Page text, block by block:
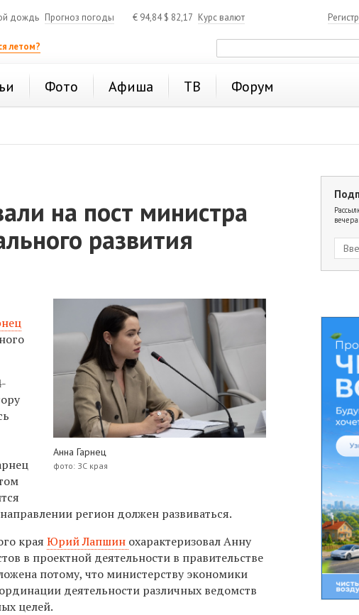
дождь Прогноз погоды € 94,84$ 82,17 Курс валют
летом?
Фото Афиша ТВ Форум
на пост министра
развития
Анна Гарнец
фото: ЗС края
регион должен развиваться.
краяЮрий Лапшин охарактеризовал Анну
в проектной деятельности в правительстве
потому, что министерству экономики
деятельности различных ведомств
целей.